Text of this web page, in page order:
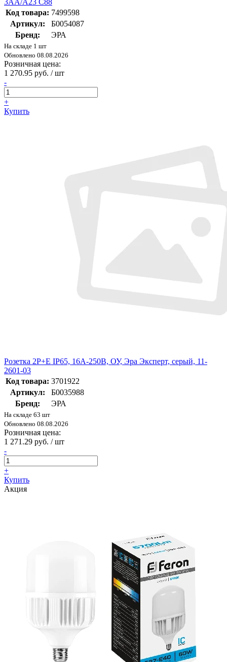
3АА/А23 C88
Код товара: 7499598
Артикул:
Б0054087
Бренд:
ЭРА
На складе 1 шт
Обновлено 08.08.2026
Розничная цена:
1 270.95 руб. / шт
-
+
Купить
Розетка 2P+E IP65, 16A-250В, ОУ, Эра Эксперт, серый, 11-
2601-03
Код товара: 3701922
Артикул:
Б0035988
Бренд:
ЭРА
На складе 63 шт
Обновлено 08.08.2026
Розничная цена:
1 271.29 руб. / шт
-
+
Купить
Акция